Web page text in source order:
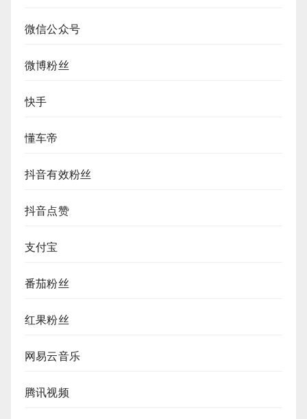
微信公众号
微博粉丝
快手
懂车帝
抖音有效粉丝
抖音点赞
支付宝
番茄粉丝
红果粉丝
网易云音乐
腾讯视频